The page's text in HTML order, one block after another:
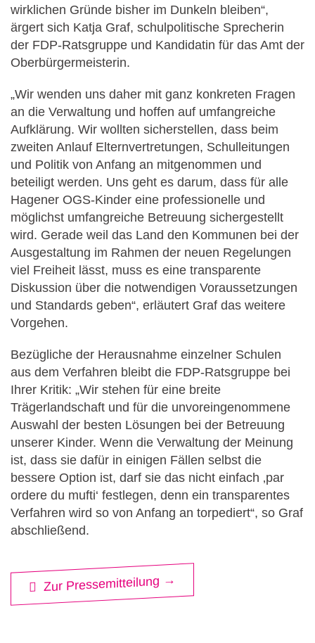
wirklichen Gründe bisher im Dunkeln bleiben“,
ärgert sich Katja Graf, schulpolitische Sprecherin
der FDP-Ratsgruppe und Kandidatin für das Amt der
Oberbürgermeisterin.
„Wir wenden uns daher mit ganz konkreten Fragen
an die Verwaltung und hoffen auf umfangreiche
Aufklärung. Wir wollten sicherstellen, dass beim
zweiten Anlauf Elternvertretungen, Schulleitungen
und Politik von Anfang an mitgenommen und
beteiligt werden. Uns geht es darum, dass für alle
Hagener OGS-Kinder eine professionelle und
möglichst umfangreiche Betreuung sichergestellt
wird. Gerade weil das Land den Kommunen bei der
Ausgestaltung im Rahmen der neuen Regelungen
viel Freiheit lässt, muss es eine transparente
Diskussion über die notwendigen Voraussetzungen
und Standards geben“, erläutert Graf das weitere
Vorgehen.
Bezügliche der Herausnahme einzelner Schulen
aus dem Verfahren bleibt die FDP-Ratsgruppe bei
Ihrer Kritik: „Wir stehen für eine breite
Trägerlandschaft und für die unvoreingenommene
Auswahl der besten Lösungen bei der Betreuung
unserer Kinder. Wenn die Verwaltung der Meinung
ist, dass sie dafür in einigen Fällen selbst die
bessere Option ist, darf sie das nicht einfach ‚par
ordere du mufti‘ festlegen, denn ein transparentes
Verfahren wird so von Anfang an torpediert“, so Graf
abschließend.
Zur Pressemitteilung →